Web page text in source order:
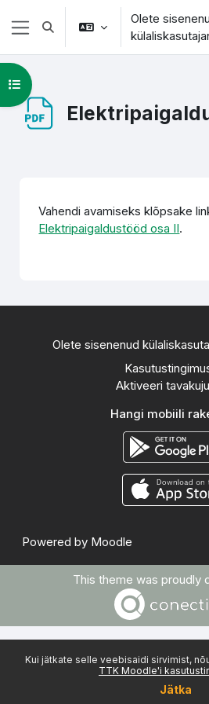
Jäta vahele peasisuni
Kui jätkate selle veebisaidi sirvimist,
TTK Moodle'i
Jätka
Küljepaneel
Lülitab otsingu sisendi
Olete
Ava kursuse sisukord
Vahendi avamiseks klõpsake
Elektripaigaldustööd osa II.
Olete sisenenud
Aktiveeri
Hangi mobiili
Powered by Moodle
This theme was proudly